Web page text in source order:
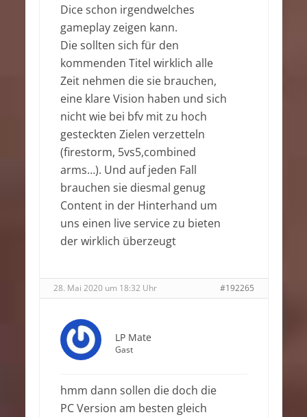
Dice schon irgendwelches
gameplay zeigen kann.
Die sollten sich für den
kommenden Titel wirklich alle
Zeit nehmen die sie brauchen,
eine klare Vision haben und sich
nicht wie bei bfv mit zu hoch
gesteckten Zielen verzetteln
(firestorm, 5vs5,combined
arms…). Und auf jeden Fall
brauchen sie diesmal genug
Content in der Hinterhand um
uns einen live service zu bieten
der wirklich überzeugt
28. Mai 2020 um 18:32 Uhr #192265
LP Mate
Gast
hmm dann sollen die doch die
PC Version am besten gleich